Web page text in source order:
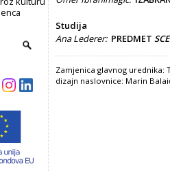
Studija
Ana Lederer: PREDMET
Zamjenica glavnog urednika:
dizajn naslovnice: Marin